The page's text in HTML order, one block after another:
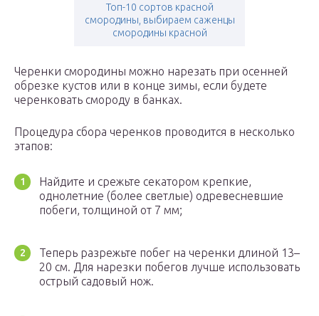
Топ-10 сортов красной
смородины, выбираем саженцы
смородины красной
Черенки смородины можно нарезать при осенней
обрезке кустов или в конце зимы, если будете
черенковать смороду в банках.
Процедура сбора черенков проводится в несколько
этапов:
Найдите и срежьте секатором крепкие,
однолетние (более светлые) одревесневшие
побеги, толщиной от 7 мм;
Теперь разрежьте побег на черенки длиной 13–
20 см. Для нарезки побегов лучше использовать
острый садовый нож.